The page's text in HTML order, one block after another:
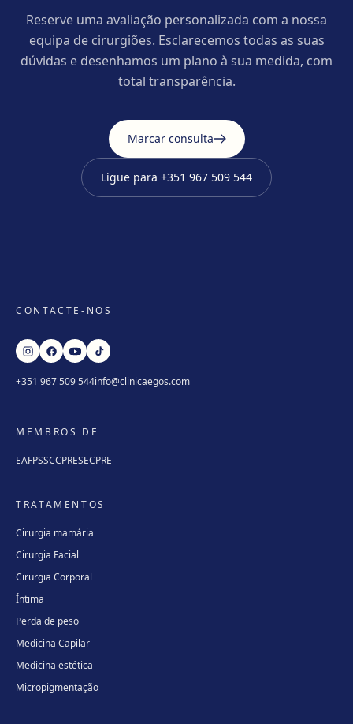
Reserve uma avaliação personalizada com a nossa
equipa de cirurgiões. Esclarecemos todas as suas
dúvidas e desenhamos um plano à sua medida, com
total transparência.
Marcar consulta
Ligue para +351 967 509 544
CONTACTE-NOS
+351 967 509 544info@clinicaegos.com
MEMBROS DE
EAFPSSCCPRESECPRE
TRATAMENTOS
Cirurgia mamária
Cirurgia Facial
Cirurgia Corporal
Íntima
Perda de peso
Medicina Capilar
Medicina estética
Micropigmentação